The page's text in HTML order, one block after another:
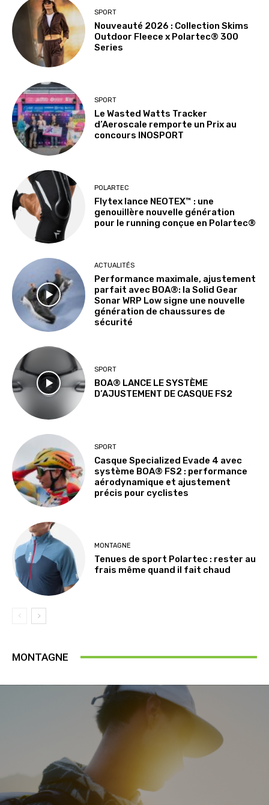
SPORT
Nouveauté 2026 : Collection Skims
Outdoor Fleece x Polartec® 300
Series
SPORT
Le Wasted Watts Tracker
d’Aeroscale remporte un Prix au
concours INOSPORT
POLARTEC
Flytex lance NEOTEX™ : une
genouillère nouvelle génération
pour le running conçue en Polartec®
ACTUALITÉS
Performance maximale, ajustement
parfait avec BOA®: la Solid Gear
Sonar WRP Low signe une nouvelle
génération de chaussures de
sécurité
SPORT
BOA® LANCE LE SYSTÈME
D’AJUSTEMENT DE CASQUE FS2
SPORT
Casque Specialized Evade 4 avec
système BOA® FS2 : performance
aérodynamique et ajustement
précis pour cyclistes
MONTAGNE
Tenues de sport Polartec : rester au
frais même quand il fait chaud
MONTAGNE